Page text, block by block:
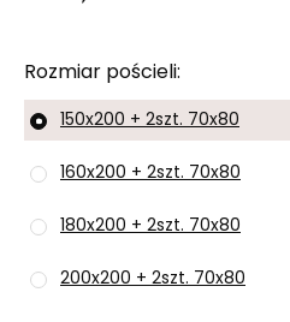
Rozmiar pościeli
150x200 + 2szt. 70x80
160x200 + 2szt. 70x80
180x200 + 2szt. 70x80
200x200 + 2szt. 70x80